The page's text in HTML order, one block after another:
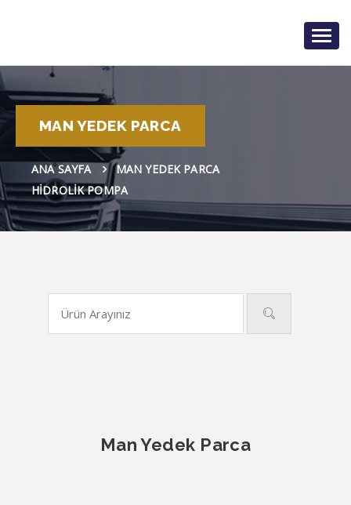
MAN YEDEK PARCA
ANA SAYFA
MAN YEDEK PARCA
HIDROLIK POMPA
Man Yedek Parca